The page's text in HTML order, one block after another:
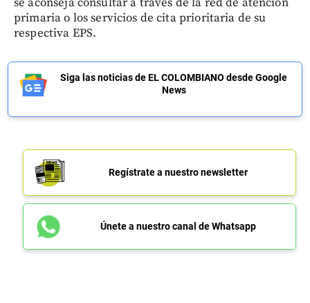
primaria o los servicios de cita prioritaria de su
respectiva EPS.
Siga las noticias de EL COLOMBIANO desde Google
News
Regístrate a nuestro newsletter
Únete a nuestro canal de Whatsapp